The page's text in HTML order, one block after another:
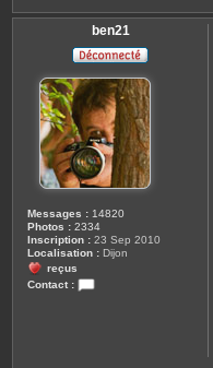
ben21
Messages : 14820
Photos : 2334
Inscription : 23 Sep 2010
Localisation : Dijon
reçus
Contact :